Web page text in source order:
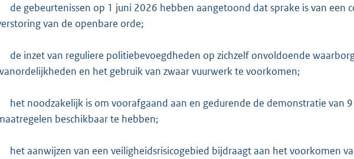
de gebeurtenissen op 1 juni 2026 hebben aangetoond dat sprake is van een
van de openbare orde;
de inzet van reguliere politiebevoegdheden op zichzelf onvoldoende
en het gebruik van zwaar vuurwerk te voorkomen;
het noodzakelijk is om voorafgaand aan en gedurende de demonstratie van
beschikbaar te hebben;
het aanwijzen van een veiligheidsrisicogebied bijdraagt aan het voorkomen